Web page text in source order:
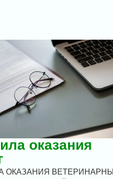
оказания
ОКАЗАНИЯ